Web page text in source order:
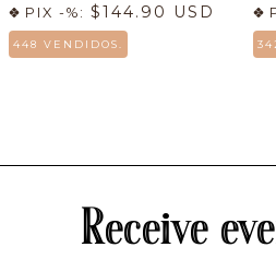
PIX -%: $144.90 USD
448 VENDIDOS.
Receive